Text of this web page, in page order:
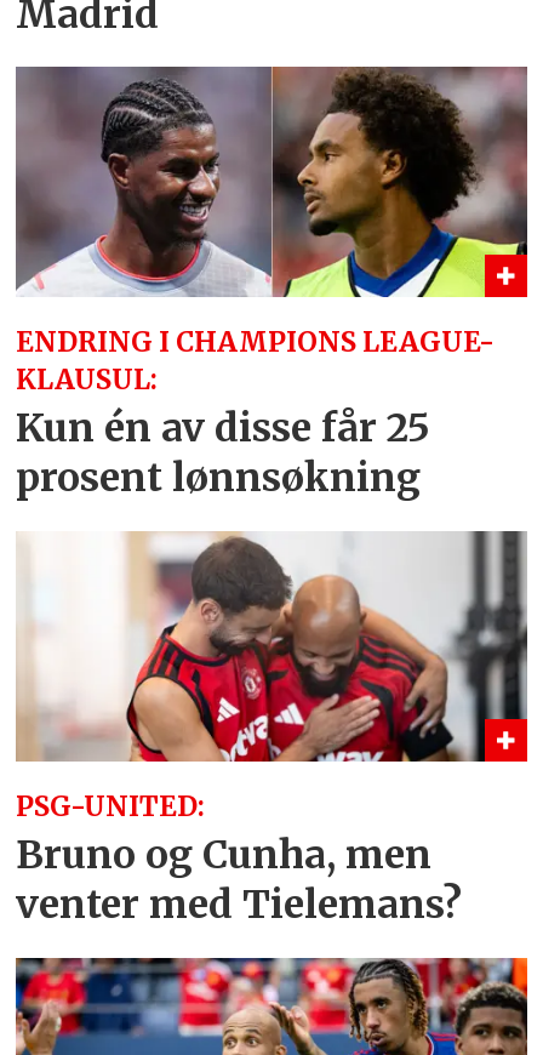
Madrid
ENDRING I CHAMPIONS LEAGUE-
KLAUSUL:
Kun én av disse får 25
prosent lønnsøkning
PSG-UNITED:
Bruno og Cunha, men
venter med Tielemans?